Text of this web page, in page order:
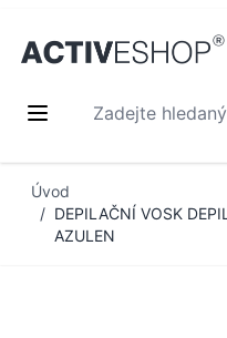
Zadejte hledaný
Úvod
/ DEPILAČNÍ VOSK
AZULEN